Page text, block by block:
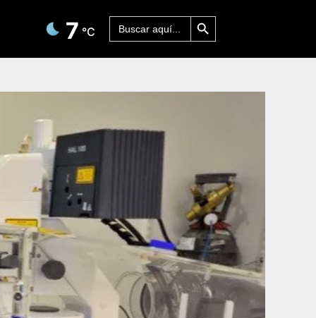
7 °C
Buscar: Botón de búsqueda